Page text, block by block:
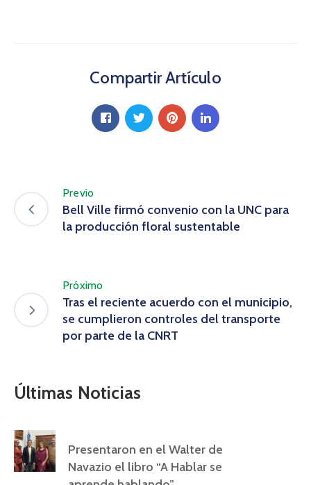
Compartir Artículo
Previo
Bell Ville firmó convenio con la UNC para
la producción floral sustentable
Próximo
Tras el reciente acuerdo con el municipio,
se cumplieron controles del transporte
por parte de la CNRT
Últimas Noticias
Presentaron en el Walter de
Navazio el libro “A Hablar se